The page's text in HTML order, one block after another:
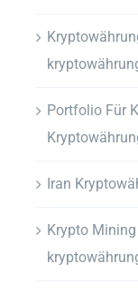
Portfolio Für
Iran
Krypto